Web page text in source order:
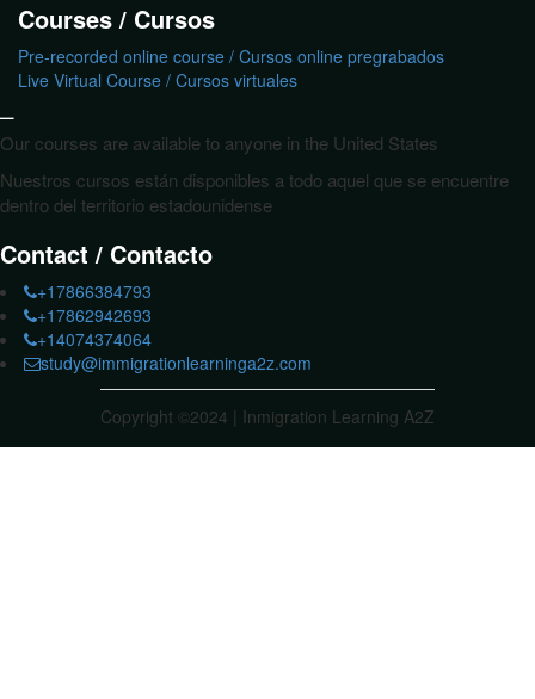
Courses / Cursos
Pre-recorded online course / Cursos online pregrabados
Live Virtual Course / Cursos virtuales
Our courses are available to anyone in the United States
Nuestros cursos están disponibles a todo aquel que se encuentre
dentro del territorio estadounidense
Contact / Contacto
+17866384793
+17862942693
+14074374064
study@immigrationlearninga2z.com
Copyright ©2024 | Inmigration Learning A2Z